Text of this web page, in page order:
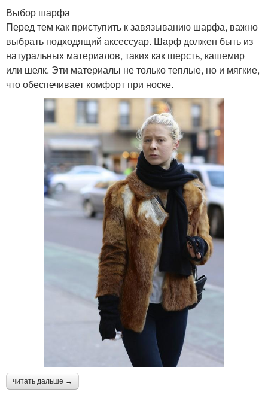
Выбор шарфа
Перед тем как приступить к завязыванию шарфа, важно
выбрать подходящий аксессуар. Шарф должен быть из
натуральных материалов, таких как шерсть, кашемир
или шелк. Эти материалы не только теплые, но и мягкие,
что обеспечивает комфорт при носке.
читать дальше →